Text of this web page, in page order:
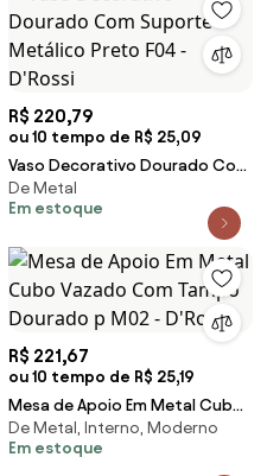
R$ 220,79
ou 10 tempo de R$ 25,09
Vaso Decorativo Dourado Com
Suporte Metálico Preto F04 -
D'Rossi
De Metal
Em estoque
R$ 221,67
ou 10 tempo de R$ 25,19
Mesa de Apoio Em Metal Cubo
Vazado Com Tampo Dourado p
M02 - D'Rossi
De Metal, Interno, Moderno
Em estoque